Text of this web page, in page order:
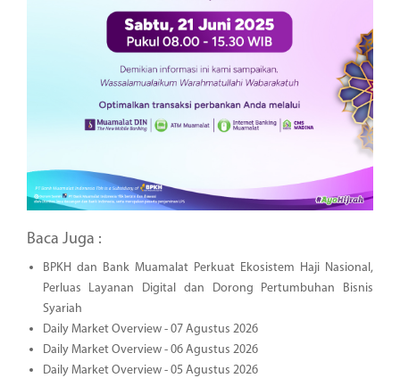
Baca Juga :
BPKH dan Bank Muamalat Perkuat Ekosistem Haji Nasional,
Perluas Layanan Digital dan Dorong Pertumbuhan Bisnis
Syariah
Daily Market Overview - 07 Agustus 2026
Daily Market Overview - 06 Agustus 2026
Daily Market Overview - 05 Agustus 2026